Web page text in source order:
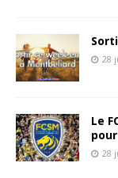
28
Le
28